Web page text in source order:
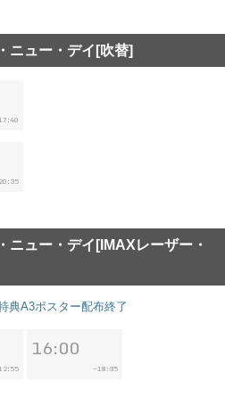
ニュー・デイ[吹替]
20:35
ニュー・デイ[IMAXレーザー・
典A3ポスター配布終了
12:55
16:00
~ 18:35